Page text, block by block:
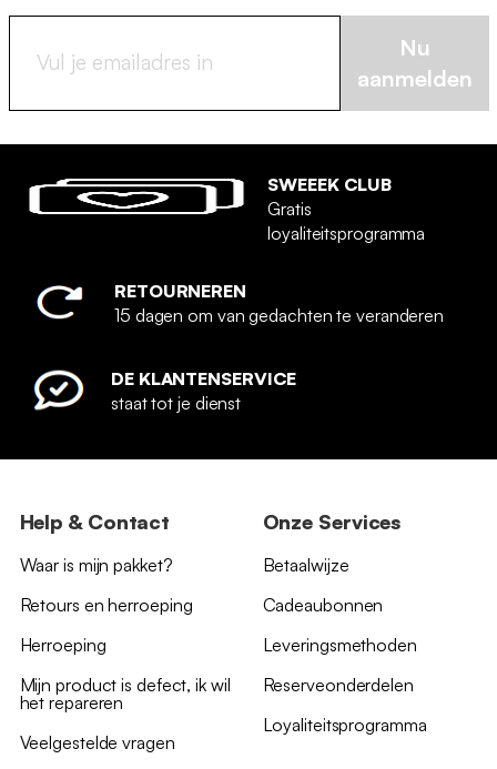
Nu
aanmelden
SWEEEK CLUB
Gratis
loyaliteitsprogramma
RETOURNEREN
15 dagen om van gedachten te veranderen
DE KLANTENSERVICE
staat tot je dienst
Help & Contact
Waar is mijn pakket?
Retours en herroeping
Herroeping
Mijn product is defect, ik wil
het repareren
Veelgestelde vragen
Onze Services
Betaalwijze
Cadeaubonnen
Leveringsmethoden
Reserveonderdelen
Loyaliteitsprogramma